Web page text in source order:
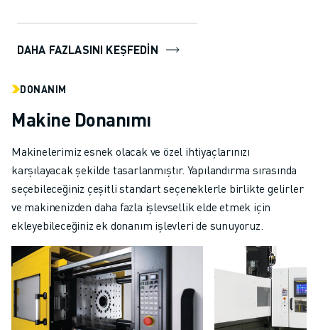
performans ve es...
DAHA FAZLASINI KEŞFEDİN
DONANIM
Makine Donanımı
Makinelerimiz esnek olacak ve özel ihtiyaçlarınızı
karşılayacak şekilde tasarlanmıştır. Yapılandırma sırasında
seçebileceğiniz çeşitli standart seçeneklerle birlikte gelirler
ve makinenizden daha fazla işlevsellik elde etmek için
ekleyebileceğiniz ek donanım işlevleri de sunuyoruz.